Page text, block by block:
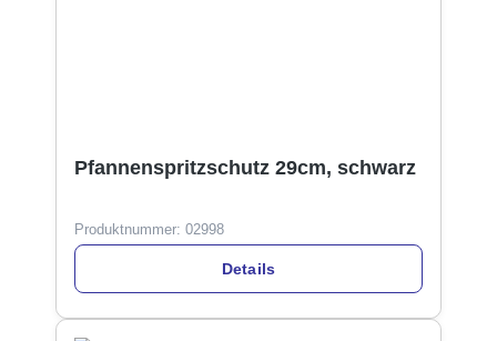
Pfannenspritzschutz 29cm, schwarz
Produktnummer: 02998
Details